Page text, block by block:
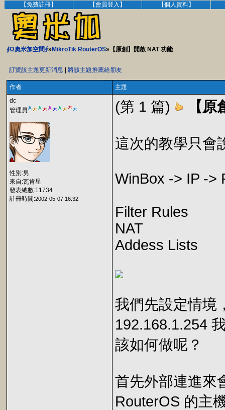
【免費註冊】 【會員登入】 【個人資料】
∮Ω奧米加空間∮» MikroTik RouterOS»【原創】開啟 NAT 功能
訂覽該主題更新消息 將該主題推薦給朋友
作者
主題
dc
管理員
性別:男
來自:瓦肯星
發表總數:11734
註冊時間:2002-05-07 16:32
(第 1 篇) 【
這次的教學只會
WinBox -> IP ->
Filter Rules
NAT
Addess Lists
我們先設定情境
192.168.1.254
該如何做呢？
首先外部連進來
RouterOS 的主